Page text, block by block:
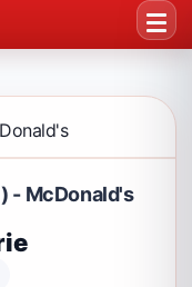
- McDonald's